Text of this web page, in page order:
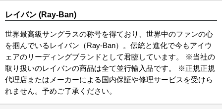
レイバン (Ray-Ban)
世界最高級サングラスの称号を得ており、世界中のファンの心
を掴んでいるレイバン（Ray-Ban）。伝統と進化で今もアイウ
ェアのリーディングブランドとして君臨しています。 ※当社の
取り扱いのレイバンの商品は全て並行輸入品です。 ※正規正規
代理店またはメーカーによる国内保証や修理サービスを受けら
れません。予めご了承ください。